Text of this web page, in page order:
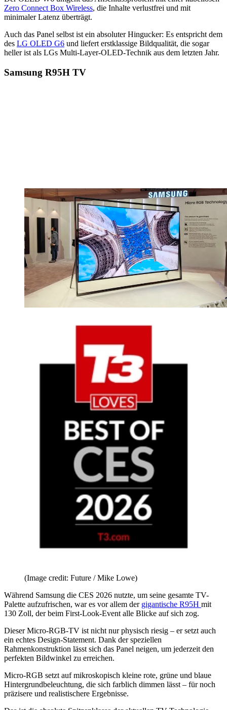
Zero Connect Box Wireless, die Inhalte verlustfrei und mit
minimaler Latenz überträgt.
Auch das Panel selbst ist ein absoluter Hingucker: Es entspricht dem
des LG OLED G6 und liefert erstklassige Bildqualität, die sogar
heller ist als LGs Multi-Layer-OLED-Technik aus dem letzten Jahr.
Samsung R95H TV
(Image credit: Future / Mike Lowe)
Während Samsung die CES 2026 nutzte, um seine gesamte TV-
Palette aufzufrischen, war es vor allem der gigantische R95H mit
130 Zoll, der beim First-Look-Event alle Blicke auf sich zog.
Dieser Micro-RGB-TV ist nicht nur physisch riesig – er setzt auch
ein echtes Design-Statement. Dank der speziellen
Rahmenkonstruktion lässt sich das Panel neigen, um jederzeit den
perfekten Bildwinkel zu erreichen.
Micro-RGB setzt auf mikroskopisch kleine rote, grüne und blaue
Hintergrundbeleuchtung, die sich farblich dimmen lässt – für noch
präzisere und realistischere Ergebnisse.